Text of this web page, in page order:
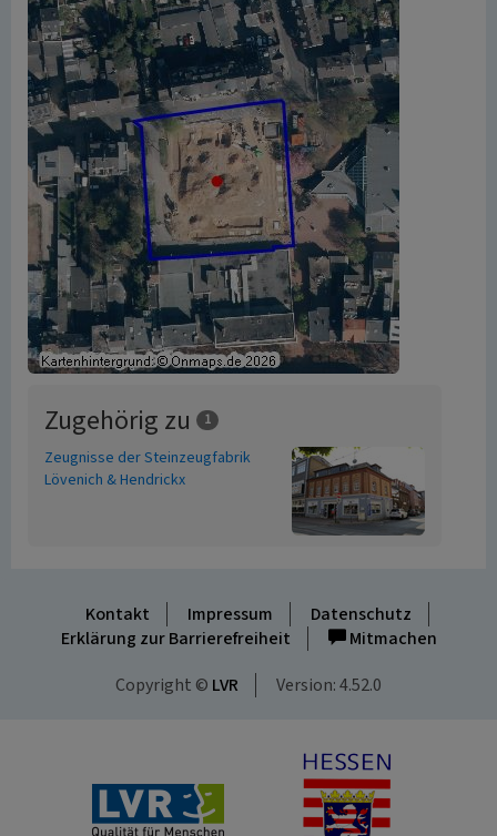
Zugehörig zu 1
Zeugnisse der Steinzeugfabrik
Lövenich & Hendrickx
Kontakt Impressum
Datenschutz
Erklärung zur Barrierefreiheit
Mitmachen
Copyright © LVR Version: 4.52.0